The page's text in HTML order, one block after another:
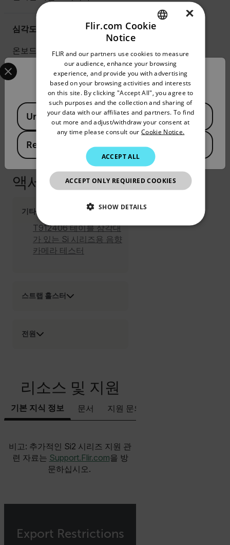
심각도 평가
온보드 카메라 권장 조치를 포함
한 AI 기반 자동 심각도 평가
0.3m~200m
액세서리
기타
T912406 테이블 삼각대
가 있는 Si 시리즈용 음향
카메라 테스터
스트랩 홀스터
전원
리소스 및 지원
기본 지식 정보 문서 지원 문의하기
비고: 추가적인 Si2 시리즈 지원 관
련 자료는 Support.Flir.com을 방
문하십시오.
Export Restrictions
Confirm Location
Select your preferred country and language from the
Available Locations
United States
Republic of Korea
GERMAN
FRENCH
SPANISH
PORTUGUESE
ITALIAN
JAPANESE
CHINESE
×
Flir.com Cookie
Notice
FLIR and our partners use cookies to measure
our audience, enhance your browsing
experience, and provide you with advertising
based on your browsing activities and interests
on this site. By clicking "Accept All", you agree to
such purposes and the collection and sharing of
your data with our affiliates and partners. To find
out more and adjust/withdraw your consent at
any time please consult our Cookie Notice.
ACCEPT ALL
ACCEPT ONLY REQUIRED COOKIES
SHOW DETAILS
NECESSARY
STATISTICS/ANALYTICS
without strictly necessary cookies.
cart_products_oids
cashrun_session_id
cashrun_site_id
customizerChangeKey